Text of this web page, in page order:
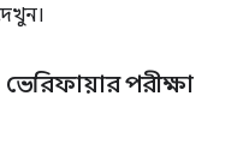
ভেরিফায়ার পরীক্ষা